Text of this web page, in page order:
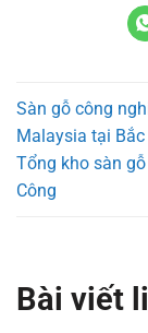
Sàn gỗ công
Malaysia tại
Tổng kho sàn
Công
Bài viết